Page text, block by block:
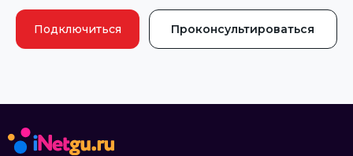
Подключиться Проконсультироваться